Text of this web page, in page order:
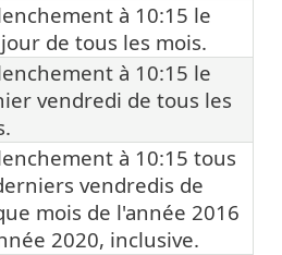
à 10:15 le
de tous les mois.
à 10:15 le
vendredi de tous les
à 10:15 tous
vendredis de
mois de l'année 2016
2020, inclusive.